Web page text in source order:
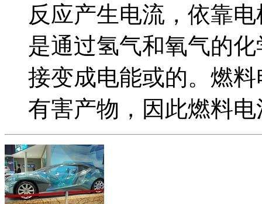
反应产生电流，依靠
是通过氢气和氧气的
接变成电能或的。燃
有害产物，因此燃料